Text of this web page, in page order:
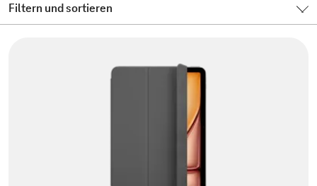
Filtern und sortieren